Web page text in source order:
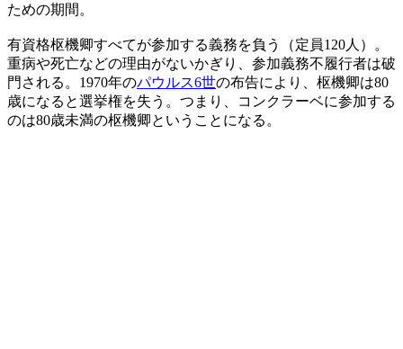
ための期間。
有資格枢機卿すべてが参加する義務を負う（定員120人）。
重病や死亡などの理由がないかぎり、参加義務不履行者は破
門される。1970年のパウルス6世の布告により、枢機卿は80
歳になると選挙権を失う。つまり、コンクラーベに参加する
のは80歳未満の枢機卿ということになる。